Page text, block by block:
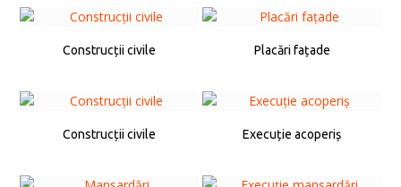
Construcții civile Placări fațade
Construcții civile Execuție acoperiș